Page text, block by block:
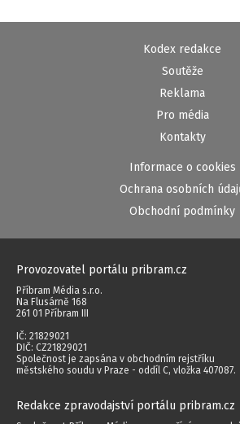
Kodex redakce
Soutěže
Reklama
Pro média
Kontakty
Informace o cookies
Ochrana osobních
Obchodní podmínky
Provozovatel portálu pribram.cz
Příbram Média s.r.o.
Na Flusárně 168
261 01 Příbram III
IČ: 21829021
DIČ: CZ21829021
Společnost je zapsána v obchodním rejstříku
městského soudu v Praze - oddíl C, vložka 407087.
Redakce zpravodajství portálu pribram.cz